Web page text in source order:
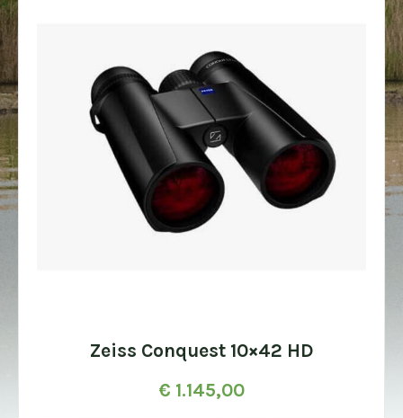
Zeiss Conquest 10×42 HD
€ 1.145,00